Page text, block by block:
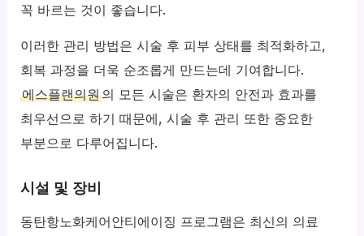
꼭 바르는 것이 좋습니다.
이러한 관리 방법은 시술 후 피부 상태를 최적화하고,
회복 과정을 더욱 순조롭게 만드는데 기여합니다.
에스플랜의원의 모든 시술은 환자의 안전과 효과를
최우선으로 하기 때문에, 시술 후 관리 또한 중요한
부분으로 다루어집니다.
시설 및 장비
동탄항노화케어안티에이징 프로그램은 최신의 의료